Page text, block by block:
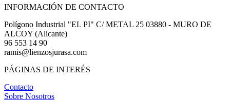
INFORMACIÓN DE CONTACTO
Polígono Industrial "EL PI" C/ METAL 25 03880 - MURO DE
ALCOY (Alicante)
96 553 14 90
ramis@lienzosjurasa.com
PÁGINAS DE INTERÉS
Contacto
Sobre Nosotros